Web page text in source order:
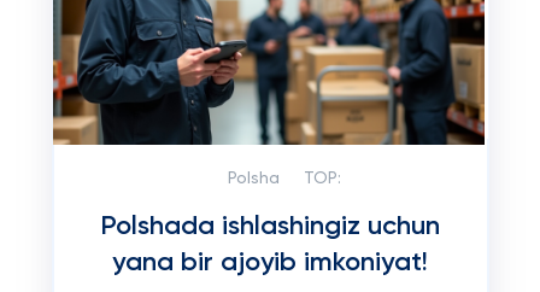
Polsha TOP:
Polshada ishlashingiz uchun
yana bir ajoyib imkoniyat!